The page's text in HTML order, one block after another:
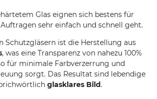
Glas eignen sich bestens für
sehr einfach und schnell geht.
Schutzgläsern ist die Herstellung aus
, was eine Transparenz von nahezu 100%
für minimale Farbverzerrung und
sorgt. Das Resultat sind lebendige
glasklares Bild.